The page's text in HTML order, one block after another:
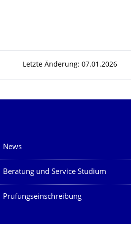
Letzte Änderung: 07.01.2026
Unsere Dienste
News
Beratung und Service Studium
Prüfungseinschreibung